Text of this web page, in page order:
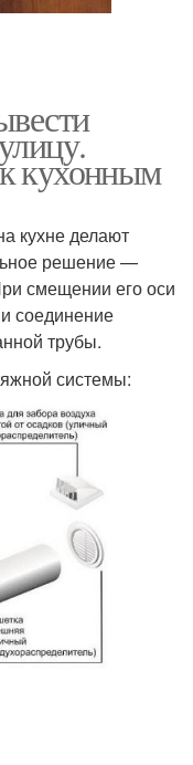
кухонным
кухне делают
решение —
смещении его оси
соединение
трубы.
системы: